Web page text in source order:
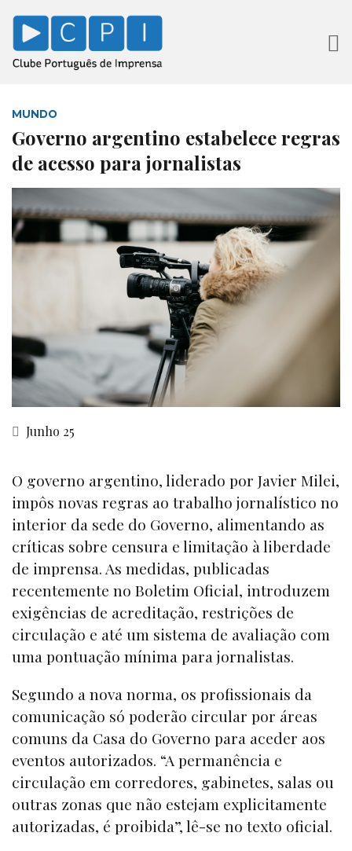
MUNDO
Governo argentino estabelece regras
de acesso para jornalistas
Junho 25
O governo argentino, liderado por Javier Milei,
impôs novas regras ao trabalho jornalístico no
interior da sede do Governo, alimentando as
críticas sobre censura e limitação à liberdade
de imprensa. As medidas, publicadas
recentemente no Boletim Oficial, introduzem
exigências de acreditação, restrições de
circulação e até um sistema de avaliação com
uma pontuação mínima para jornalistas.
Segundo a nova norma, os profissionais da
comunicação só poderão circular por áreas
comuns da Casa do Governo para aceder aos
eventos autorizados. “A permanência e
circulação em corredores, gabinetes, salas ou
outras zonas que não estejam explicitamente
autorizadas, é proibida”, lê-se no texto oficial.